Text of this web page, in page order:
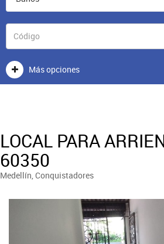
Más opciones
LOCAL PARA
60350
Medellín, Conquistadores